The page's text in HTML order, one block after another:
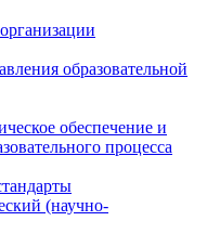
образовательной
обеспечение и
процесса
(научно-